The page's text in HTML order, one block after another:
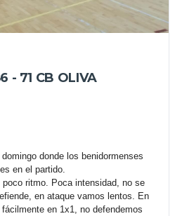
- 71 CB OLIVA
donde los benidormenses
en el partido.
ritmo. Poca intensidad, no se
en ataque vamos lentos. En
en 1x1, no defendemos